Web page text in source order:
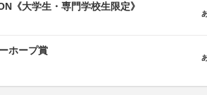
《大学生・専門学校生限定》
ホープ賞